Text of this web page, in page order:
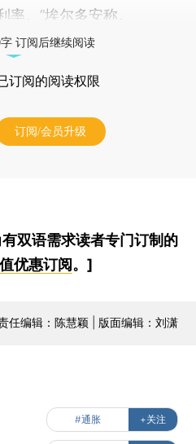
。”埃尔多安称。
订阅后继续阅读
订阅的阅读权限
订阅/会员升级
双语需求读者专门订制的
优惠订阅 。]
任编辑：陈慧颖 | 版面编辑：刘潇
#通胀 +关注